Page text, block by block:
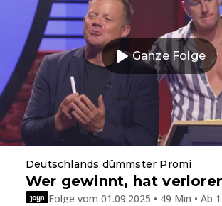
Ganze Folge
Deutschlands dümmster Promi
Wer gewinnt, hat
Folge vom 01.09.2025 • 49 Min • Ab